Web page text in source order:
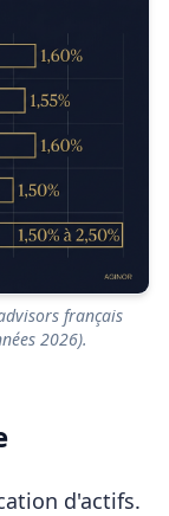
français
2026).
d'actifs.